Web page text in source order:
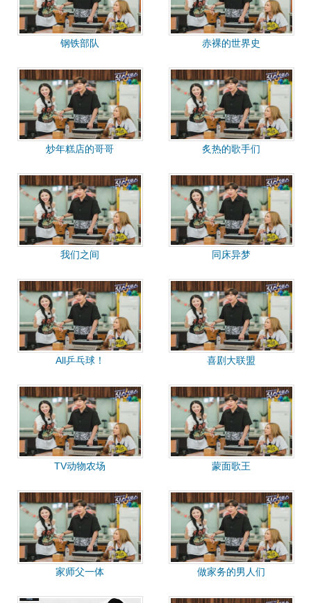
钢铁部队 赤裸的世界史
炒年糕店的哥哥 炙热的歌手们
我们之间 同床异梦
All乒乓球！ 喜剧大联盟
TV动物农场 蒙面歌王
家师父一体 做家务的男人们